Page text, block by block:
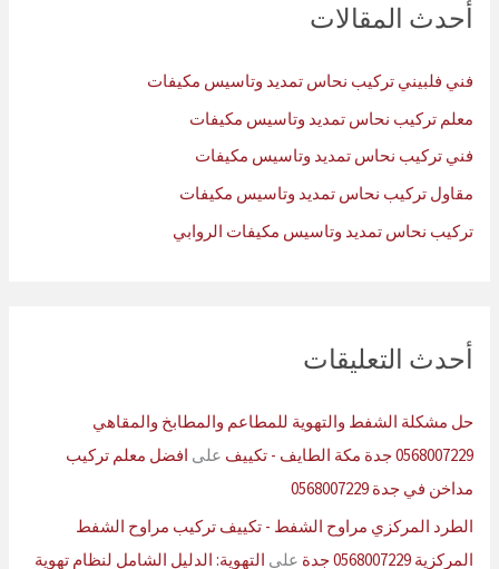
عأحدث المقالات
فني فلبيني تركيب نحاس تمديد وتاسيس مكيفات
معلم تركيب نحاس تمديد وتاسيس مكيفات
فني تركيب نحاس تمديد وتاسيس مكيفات
مقاول تركيب نحاس تمديد وتاسيس مكيفات
تركيب نحاس تمديد وتاسيس مكيفات الروابي
أحدث التعليقات
حل مشكلة الشفط والتهوية للمطاعم والمطابخ والمقاهي
0568007229 جدة مكة الطايف - تكييف
على افضل معلم تركيب
مداخن في جدة 0568007229
الطرد المركزي مراوح الشفط - تكييف تركيب مراوح الشفط
المركزية 0568007229 جدة
على التهوية: الدليل الشامل لنظام تهوية